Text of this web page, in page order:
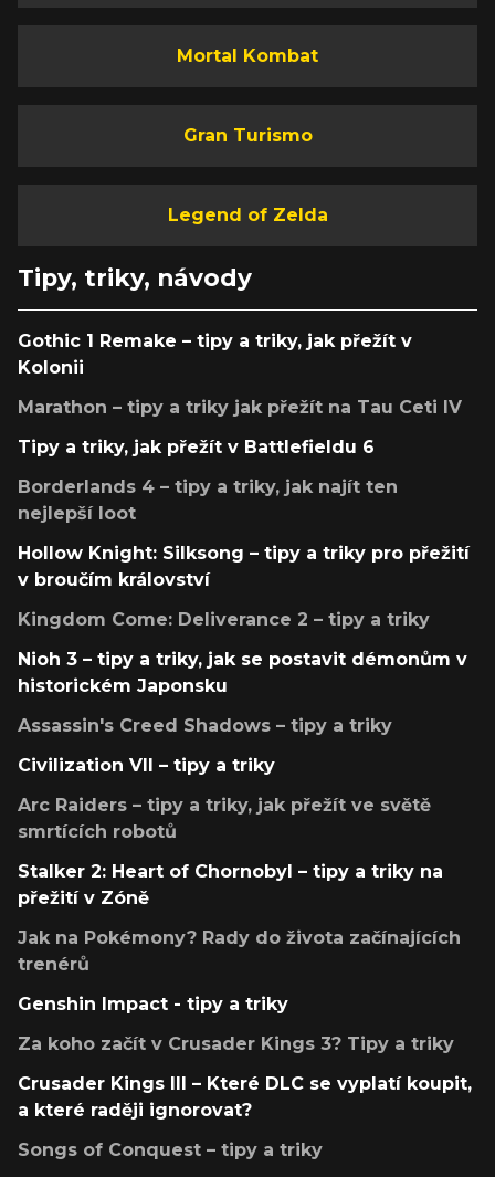
Mortal Kombat
Gran Turismo
Legend of Zelda
Tipy, triky, návody
Gothic 1 Remake – tipy a triky, jak přežít v
Kolonii
Marathon – tipy a triky jak přežít na Tau Ceti IV
Tipy a triky, jak přežít v Battlefieldu 6
Borderlands 4 – tipy a triky, jak najít ten
nejlepší loot
Hollow Knight: Silksong – tipy a triky pro přežití
v broučím království
Kingdom Come: Deliverance 2 – tipy a triky
Nioh 3 – tipy a triky, jak se postavit démonům v
historickém Japonsku
Assassin's Creed Shadows – tipy a triky
Civilization VII – tipy a triky
Arc Raiders – tipy a triky, jak přežít ve světě
smrtících robotů
Stalker 2: Heart of Chornobyl – tipy a triky na
přežití v Zóně
Jak na Pokémony? Rady do života začínajících
trenérů
Genshin Impact - tipy a triky
Za koho začít v Crusader Kings 3? Tipy a triky
Crusader Kings III – Které DLC se vyplatí koupit,
a které raději ignorovat?
Songs of Conquest – tipy a triky